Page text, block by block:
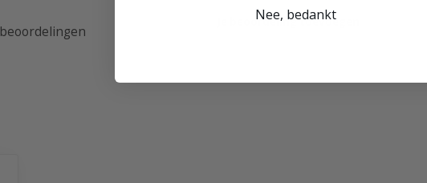
beoordelingen
Je beoordeling toevoegen
Nee, bedankt